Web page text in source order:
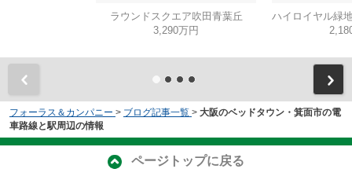
ラウンドスクエア吹田青葉丘
3,290万円
ハイロイヤル緑
フォーラス＆カンパニー > ブログ記事一覧 > 大阪のベッドタウン・箕面市の電
車路線と駅周辺の情報
ページトップに戻る